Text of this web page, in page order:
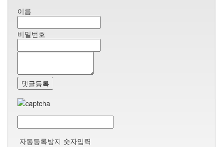
이름
비밀번호
댓글등록
자동등록방지 숫자입력